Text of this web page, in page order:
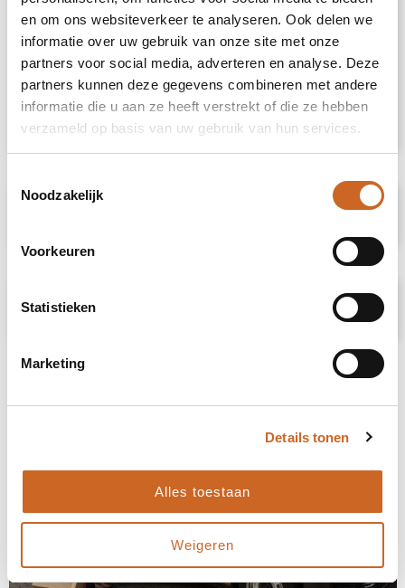
en om ons websiteverkeer te analyseren. Ook delen we
informatie over uw gebruik van onze site met onze
partners voor social media, adverteren en analyse. Deze
partners kunnen deze gegevens combineren met andere
informatie die u aan ze heeft verstrekt of die ze hebben
verzameld op basis van uw gebruik van hun services.
Noodzakelijk
Voorkeuren
Statistieken
Marketing
Details tonen
Alles toestaan
Weigeren
elke huis- of hotelbadkamer te verfijnen. De
handdoek is geverfd met een waterloos
verfproces dat de vraag naar zoetwater
vermindert en de grote hoeveelheden
vervuild water voorkomt die typisch zijn voor
verfprocessen op waterbasis. Grootte van de
handdoek: 100 x 180 cm. Gemaakt in Europa.
Prijsspecificaties